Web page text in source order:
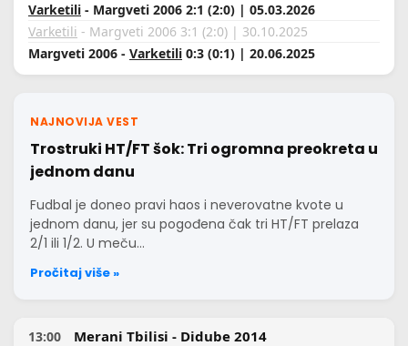
Varketili - Margveti 2006 2:1 (2:0) | 05.03.2026
Varketili - Margveti 2006 3:1 (2:0) | 30.10.2025
Margveti 2006 - Varketili 0:3 (0:1) | 20.06.2025
NAJNOVIJA VEST
Trostruki HT/FT šok: Tri ogromna preokreta u
jednom danu
Fudbal je doneo pravi haos i neverovatne kvote u
jednom danu, jer su pogođena čak tri HT/FT prelaza
2/1 ili 1/2. U meču…
Pročitaj više »
13:00 Merani Tbilisi - Didube 2014